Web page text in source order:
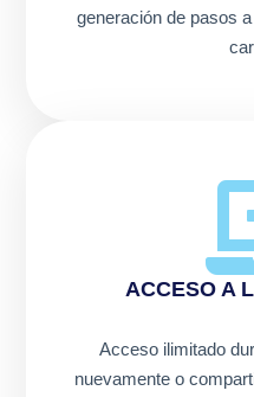
generación de pasos
ACCESO A
Acceso ilimitado
nuevamente o